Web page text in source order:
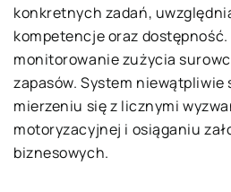
konkretnych zadań,
kompetencje oraz
monitorowanie zużycia
zapasów. System
mierzeniu się z licznymi
motoryzacyjnej i osiąganiu
biznesowych.